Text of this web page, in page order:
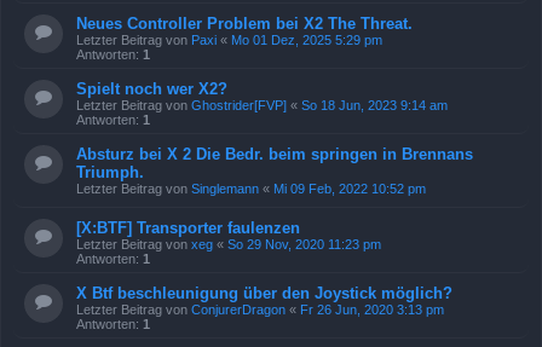
Neues Controller Problem bei X2 The Threat.
Letzter Beitrag von Paxi « Mo 01 Dez, 2025 5:29 pm
Antworten: 1
Spielt noch wer X2?
Letzter Beitrag von Ghostrider[FVP] « So 18 Jun, 2023 9:14 am
Antworten: 1
Absturz bei X 2 Die Bedr. beim springen in Brennans
Triumph.
Letzter Beitrag von Singlemann « Mi 09 Feb, 2022 10:52 pm
[X:BTF] Transporter faulenzen
Letzter Beitrag von xeg « So 29 Nov, 2020 11:23 pm
Antworten: 1
X Btf beschleunigung über den Joystick möglich?
Letzter Beitrag von ConjurerDragon « Fr 26 Jun, 2020 3:13 pm
Antworten: 1